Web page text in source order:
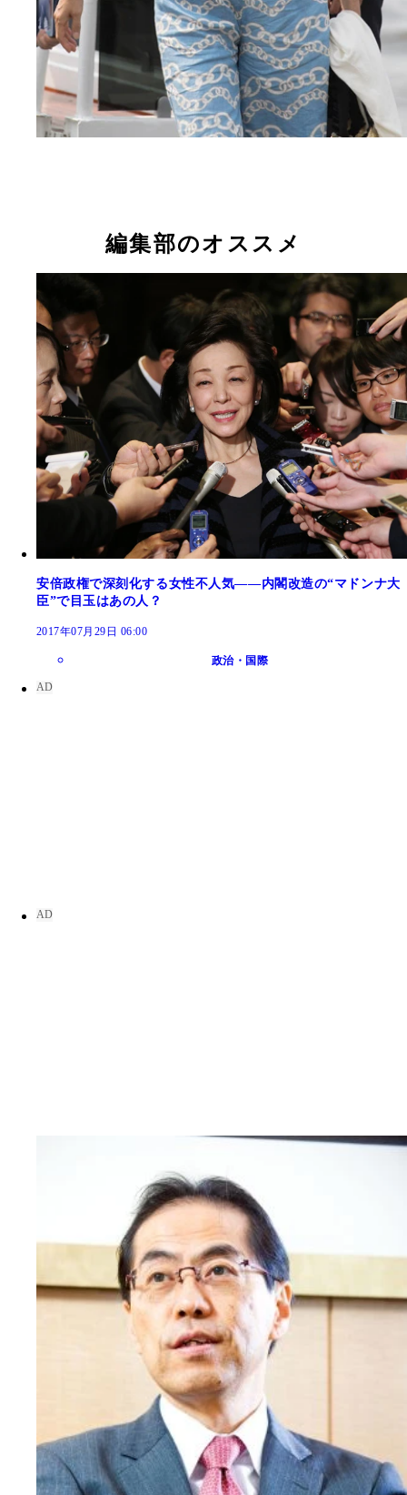
編集部のオススメ
安倍政権で深刻化する女性不人気――内閣改造の“マドンナ大
臣”で目玉はあの人？
2017年07月29日 06:00
政治・国際